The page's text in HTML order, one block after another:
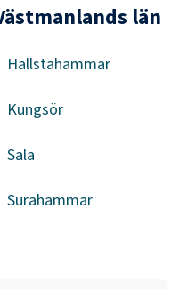
län
Hallstahammar
Kungsör
Sala
Surahammar